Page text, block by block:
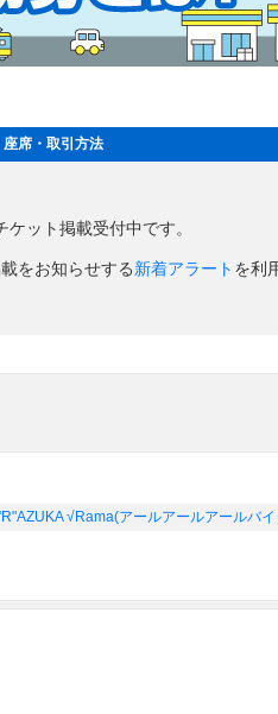
座席・取引方法
ケット掲載受付中です。
をお知らせする新着アラート を利
√Rama(アールアールアールバ